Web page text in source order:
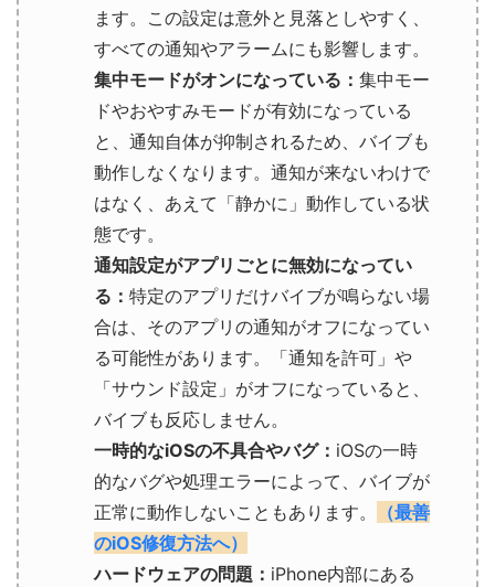
ます。この設定は意外と見落としやすく、
すべての通知やアラームにも影響します。
集中モードがオンになっている： 集中モー
ドやおやすみモードが有効になっている
と、通知自体が抑制されるため、バイブも
動作しなくなります。通知が来ないわけで
はなく、あえて「静かに」動作している状
態です。
通知設定がアプリごとに無効になってい
る： 特定のアプリだけバイブが鳴らない場
合は、そのアプリの通知がオフになってい
る可能性があります。「通知を許可」や
「サウンド設定」がオフになっていると、
バイブも反応しません。
一時的なiOSの不具合やバグ： iOSの一時
的なバグや処理エラーによって、バイブが
正常に動作しないこともあります。
（最善
のiOS修復方法へ）
ハードウェアの問題： iPhone内部にある